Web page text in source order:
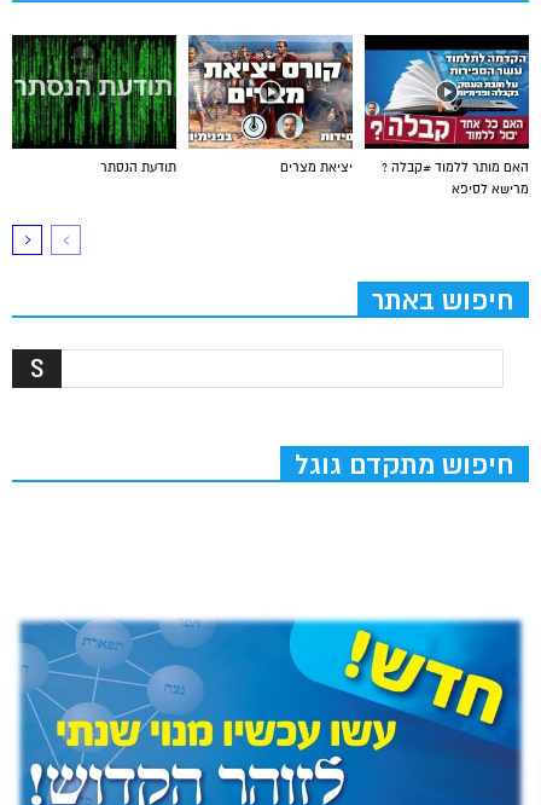
תודעת הנסתר יציאת מצרים
האם מותר ללמוד #קבלה ?
מרישא לסיפא
חיפוש באתר
חיפוש מתקדם גוגל